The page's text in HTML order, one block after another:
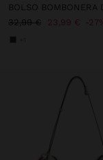
32,99 €
23,99 € 27%